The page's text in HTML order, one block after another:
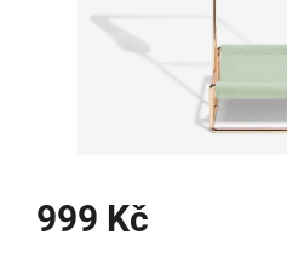
999 Kč